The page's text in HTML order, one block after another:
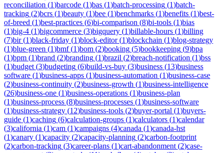
reconciliation (1)barcode (1)bas (1)batch-processing (1)batch-
tracking (2)bcrs (1)beauty (1)bee (1)benchmarks (1)benefits (1)best-
of-breed (1)best-practices (6)bi-comparison (8)bi-tools (1)bias
(1)big-4 (1)bigcommerce (3)bigquery (1)billable-hours (1)billing
(7)bir(1)black-friday (1)block-editor(1)blockchain (1)blog-strategy
(1)blue-green (1)bmf(1)bom (2)booking (5)bookkeeping (9)bpa
(1)bpm (1)brand (2)branding (1)brazil (2)breach-notification (1)bss
(1)budget (3)budgeting (6)build-vs-buy (3)business (13)business
software (1)business-apps (1)business-automation (1)business-case
(2)business-continuity (2)business-growth (1)business-intelligence
(26)business-one (1)business-operations (1)business-plan
(1)business-process (8)business-processes (1)business-software
(1)business-strategy (12)business-tools (2)buyer-portal (1)buyers-
guide (1)caching (6)calculation-groups (1)calculators (1)calendar
(3)california (1)cam (1)campaigns (4)canada (1)canada-hst
(1)canary (1)capacity (2)capacity-planning (2)carbon-footprint
(2)carbon-tracking (3)career-plans (1)cart-abandonment (2)case-